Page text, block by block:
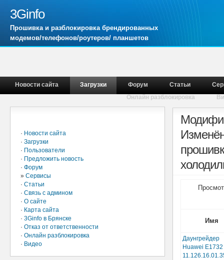
3Ginfo
Прошивка и разблокировка брендированных
модемов/телефонов/роутеров/ планшетов
Новости сайта Загрузки Форум Статьи
Онлайн разблокировка
· Новости сайта
· Загрузки
· Пользователи
· Предложить новость
· Форум
» Сервисы
· Статьи
· Связь с админом
· О сайте
· Карта сайта
· 3Ginfo в Брянске
· Отказ от ответственности
· Онлайн разблокировка
· Видео
Имя
Даунгрейдер
Huawei E1732